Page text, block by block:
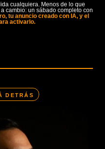
cualquiera. Menos de lo que
cambio: un sábado completo con
tu anuncio creado con IA, y el
activarlo.
DETRÁS